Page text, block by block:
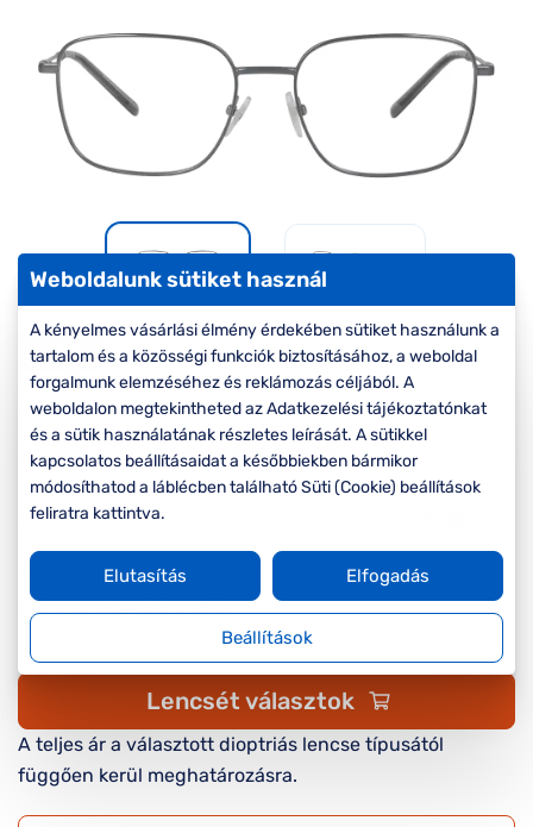
szemüvegekre
Seen Belépőár
ajánlat
-30%
Korábbi ár: 27.000 Ft
Akciós ár: 18.900 Ft
A feltűntetett ár a szemüvegkeretre vonatkozik.
Készleten
Online megvásárolható
Lencsét választok
A teljes ár a választott dioptriás lencse típusától
függően kerül meghatározásra.
Weboldalunk sütiket használ
A kényelmes vásárlási élmény érdekében sütiket használunk a
tartalom és a közösségi funkciók biztosításához, a weboldal
forgalmunk elemzéséhez és reklámozás céljából. A
weboldalon megtekintheted az Adatkezelési tájékoztatónkat
és a sütik használatának részletes leírását. A sütikkel
kapcsolatos beállításaidat a későbbiekben bármikor
módosíthatod a láblécben található Süti (Cookie) beállítások
feliratra kattintva.
Beállítások
Elutasítás Elfogadás